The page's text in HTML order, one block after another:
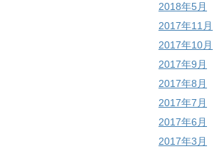
2018年5月
2017年11月
2017年10月
2017年9月
2017年8月
2017年7月
2017年6月
2017年3月